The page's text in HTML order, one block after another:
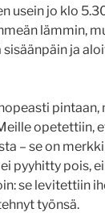
usein jo klo
lämmin,
ja
pintaan,
opetettiin,
– se on
pyyhitty pois,
se levitettiin
työnsä.